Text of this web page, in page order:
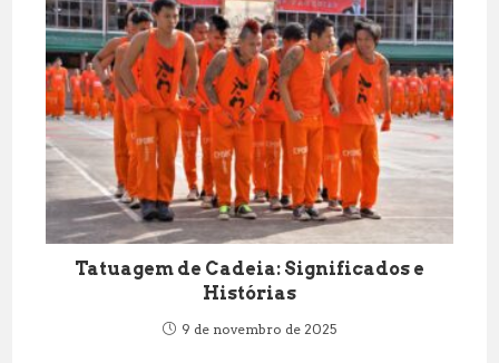
Tatuagem de Cadeia: Significados e
Histórias
9 de novembro de 2025